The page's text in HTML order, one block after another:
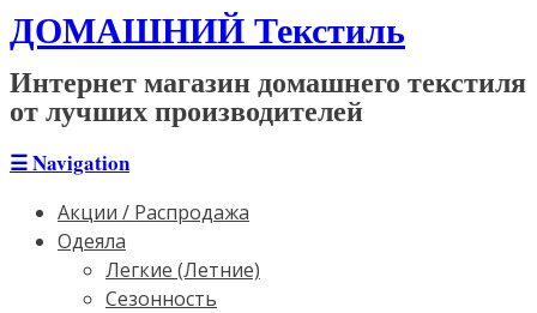
ДОМАШНИЙ Текстиль
Интернет магазин домашнего текстиля
от лучших производителей
☰Navigation
Акции / Распродажа
Одеяла
Легкие (Летние)
Сезонность